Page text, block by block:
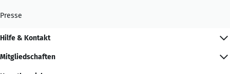
Presse
Hilfe & Kontakt
Mitgliedschaften